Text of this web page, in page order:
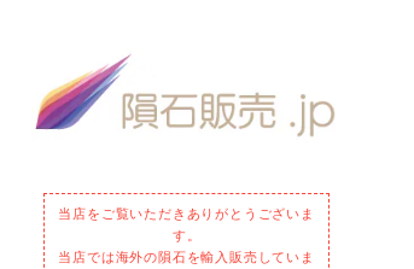
当店をご覧いただきありがとうございま
す。
当店では海外の隕石を輸入販売していま